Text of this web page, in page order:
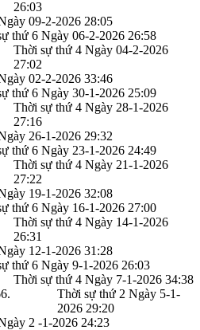
26:03
09-2-2026 28:05
thứ 6 Ngày 06-2-2026 26:58
Thời sự thứ 4 Ngày 04-2-2026
27:02
02-2-2026 33:46
thứ 6 Ngày 30-1-2026 25:09
Thời sự thứ 4 Ngày 28-1-2026
27:16
26-1-2026 29:32
thứ 6 Ngày 23-1-2026 24:49
Thời sự thứ 4 Ngày 21-1-2026
27:22
19-1-2026 32:08
thứ 6 Ngày 16-1-2026 27:00
Thời sự thứ 4 Ngày 14-1-2026
26:31
12-1-2026 31:28
thứ 6 Ngày 9-1-2026 26:03
Thời sự thứ 4 Ngày 7-1-2026 34:38
Thời sự thứ 2 Ngày 5-1-
2026 29:20
2 -1-2026 24:23